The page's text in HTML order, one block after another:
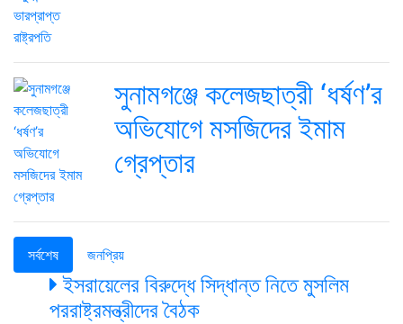
সুনামগঞ্জে কলেজছাত্রী ‘ধর্ষণ’র
অভিযোগে মসজিদের ইমাম
গ্রেপ্তার
সর্বশেষ জনপ্রিয়
ইসরায়েলের বিরুদ্ধে সিদ্ধান্ত নিতে মুসলিম
পররাষ্ট্রমন্ত্রীদের বৈঠক